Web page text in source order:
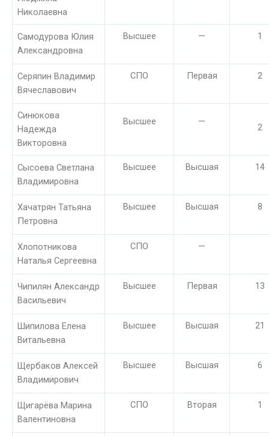
Николаевна
Самодурова Юлия
Александровна
Высшее — 1
Серяпин Владимир
Вячеславович
СПО Первая 2
Синюкова
Надежда
Викторовна
Высшее —
2
Сысоева Светлана
Владимировна
Высшее Высшая 14
Хачатрян Татьяна
Петровна
Высшее Высшая 8
Хлопотникова
Наталья Сергеевна
СПО —
Чипилян Александр
Васильевич
Высшее Первая 13
Шипилова Елена
Витальевна
Высшее Высшая 21
Щербаков Алексей
Владимирович
Высшее Высшая 6
Щигарёва Марина
Валентиновна
СПО Вторая 1